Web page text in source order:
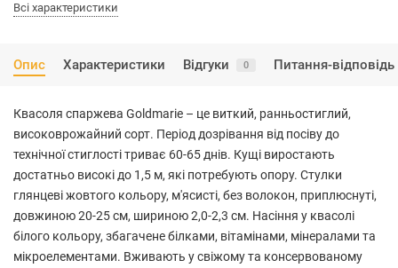
Всі характеристики
Опис Характеристики Відгуки 0 Питання-відповідь
Квасоля спаржева Goldmarie – це виткий, ранньостиглий,
високоврожайний сорт. Період дозрівання від посіву до
технічної стиглості триває 60-65 днів. Кущі виростають
достатньо високі до 1,5 м, які потребують опору. Стулки
глянцеві жовтого кольору, м'ясисті, без волокон, приплюснуті,
довжиною 20-25 см, шириною 2,0-2,3 см. Насіння у квасолі
білого кольору, збагачене білками, вітамінами, мінералами та
мікроелементами. Вживають у свіжому та консервованому